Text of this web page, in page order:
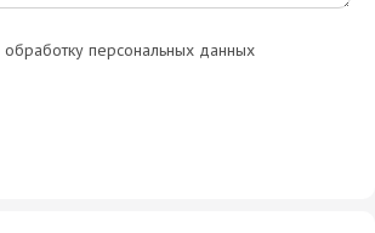
персональных данных